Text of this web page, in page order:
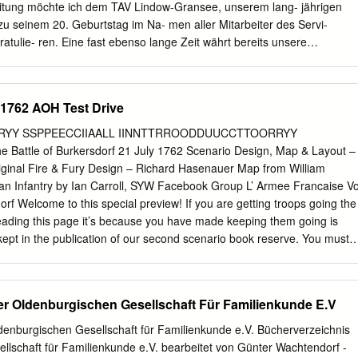
Photos: Joachim Kirchmair, Christine Ziegler, GStA PK Herstellung:
Printed in Germany ISBN 978-3-923579-09-9 Vorwort
möchte ich dem TAV Lindow-Gransee, unserem lang- jährigen
seinem 20. Geburtstag im Na- men aller Mitarbeiter des Servi-
ren. Eine fast ebenso lange Zeit währt bereits unsere
für alle Kunden“Volker Kellner, dem Gebiet des TAV wird
15 Jahren das Schmutzwasser von Rheinsberg und seinen
Für die Zukunft wünsche ich dem TAV auch für unsere
Erfolg. Die Kläranlage Schönermark reinigt das Schmutzwasser
TAV Lindow-Gransee und des SB Rheinsberg. Ihnen allen mögen
und ein Am 14. Dezember 2011 begeht lerweile ist ein
die Märkische Wasser Zeitung Ich wünsche Ihnen für die
bevorstehen. der TAV Lindow-Gransee sein hoch gesteckten Ziele
bleiben.
AOH Test Drive
SSPPEECCIIAALL IINNTTRROODDUUCCTTOORRYY
Battle of Burkersdorf 21 July 1762 Scenario Design, Map & Layout –
Fire & Fury Design – Richard Hasenauer Map from William
Infantry by Ian Carroll, SYW Facebook Group L’ Armee Francaise
Welcome to this special preview! If you are getting troops going the
this page it’s because you have made keeping them going is
in the publication of our second scenario book reserve. You must
DRMs for Reserve Movement given a failed attempt the Great, also
turn have changed. You will need a copy of Age of Eagles to
and Grand Batteries. These play this game! But after that it’s
Oldenburgischen Gesellschaft Für Familienkunde E.V
Gesellschaft für Familienkunde e.V. Bücherverzeichnis
für Familienkunde e.V. bearbeitet von Günter Wachtendorf -